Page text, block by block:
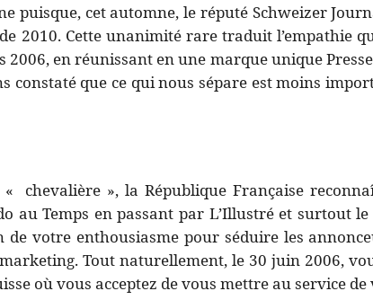
puisque, cet automne, le réputé Schweizer
2010. Cette unanimité rare traduit l’empathie
en réunissant en une marque unique
constaté que ce qui nous sépare est moins
chevalière », la République Française
au Temps en passant par L’Illustré et surtout
de votre enthousiasme pour séduire les
Tout naturellement, le 30 juin 2006,
où vous acceptez de vous mettre au service de